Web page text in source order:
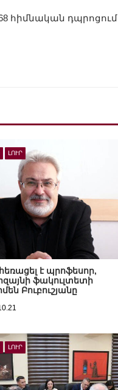
հիմնական դպրոցում
ԼՈՒՐ
է պրոֆեսոր,
ֆակուլտետի
Բուբուշյանը
ԼՈՒՐ